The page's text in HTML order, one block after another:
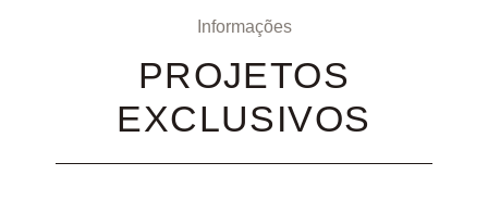
Informações
PROJETOS
EXCLUSIVOS